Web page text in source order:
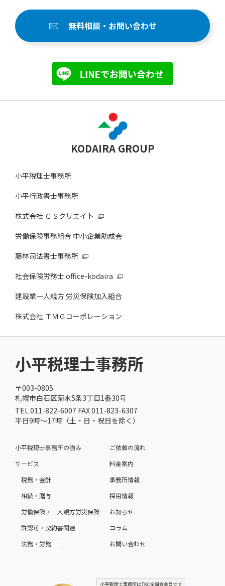
無料相談・お問い合わせ
KODAIRA GROUP
小平税理士事務所
小平行政書士事務所
株式会社 ＣＳクリエイト
労働保険事務組合 中小企業助成会
藤林司法書士事務所
社会保険労務士 office-kodaira
建設業一人親方 労災保険加入組合
株式会社 ＴＭＧコーポレーション
小平税理士事務所
〒003-0805
札幌市白石区菊水5条3丁目1番30号
TEL 011-822-6007 FAX 011-823-6307
平日9時～17時（土・日・祝日を除く）
小平税理士事務所の強み
サービス
税務・会計
相続・贈与
労働保険・一人親方労災保険
許認可・契約書関連
法務・労務
ご依頼の流れ
料金案内
事務所情報
採用情報
お知らせ
コラム
お問い合わせ